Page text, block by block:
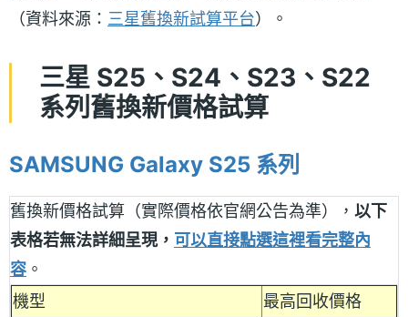
（資料來源： 三星舊換新試算平台）。
三星 S25、S24、S23 、S22
系列舊換新價格試算
SAMSUNG Galaxy S25 系列
舊換新價格試算（實際價格依官網公告為準）， 以下
表格若無法詳細呈現， 可以直接點選這裡看完整內
容 。
機型
最高回收價格